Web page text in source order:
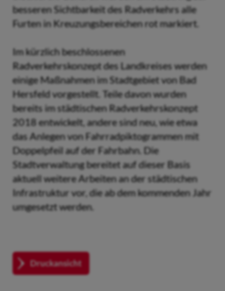
besseren Sichtbarkeit des Radverkehrs alle
Furten in Kreuzungsbereichen rot markiert.
Im kürzlich beschlossenen
Radverkehrskonzept des Landkreises werden
einige Maßnahmen im Stadtgebiet von Bad
Hersfeld vorgestellt. Teile davon wurden
bereits im städtischen Radverkehrskonzept
2018 entwickelt, andere sind neu, wie etwa
das Anlegen von Fahrradpiktogrammen mit
Doppelpfeil auf der Fahrbahn. Die
Stadtverwaltung bereitet auf dieser Basis
aktuell weitere Arbeiten an der städtischen
Infrastruktur vor, die ab dem kommenden Jahr
umgesetzt werden.
Druckansicht